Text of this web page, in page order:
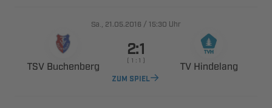
.,  /  Uhr
 

      
ZUM SPIEL